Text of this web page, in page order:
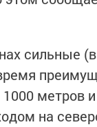
сильные
метров
на